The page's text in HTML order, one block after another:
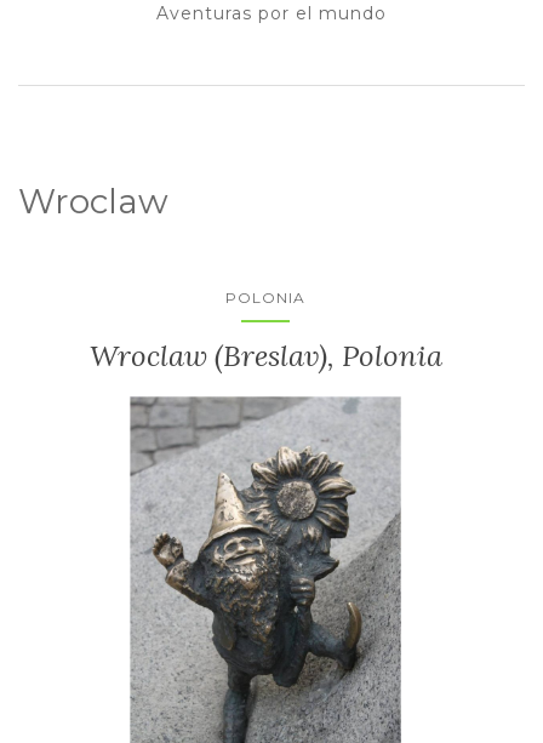
Aventuras por el mundo
Wroclaw
POLONIA
Wroclaw (Breslav), Polonia